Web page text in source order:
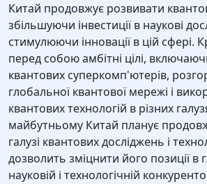
Китай продовжує розвивати
збільшуючи інвестиції в наукові
стимулюючи інновації в цій сфері.
перед собою амбітні цілі,
квантових суперкомп'ютерів,
глобальної квантової мережі і
квантових технологій в різних
майбутньому Китай планує
галузі квантових досліджень і
дозволить зміцнити його позиції в
науковій і технологічній